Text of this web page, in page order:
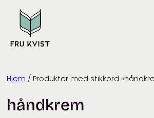
content
Hjem / Produkter med stikkord
håndkrem